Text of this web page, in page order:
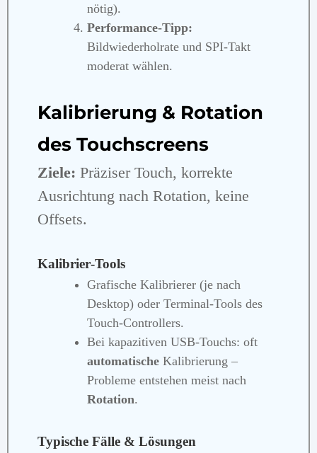
nötig).
Performance‑Tipp:
Bildwiederholrate und SPI‑Takt
moderat wählen.
Kalibrierung & Rotation
des Touchscreens
Ziele: Präziser Touch, korrekte
Ausrichtung nach Rotation, keine
Offsets.
Kalibrier‑Tools
Grafische Kalibrierer (je nach
Desktop) oder Terminal‑Tools des
Touch‑Controllers.
Bei kapazitiven USB‑Touchs: oft
automatische Kalibrierung –
Probleme entstehen meist nach
Rotation.
Typische Fälle & Lösungen